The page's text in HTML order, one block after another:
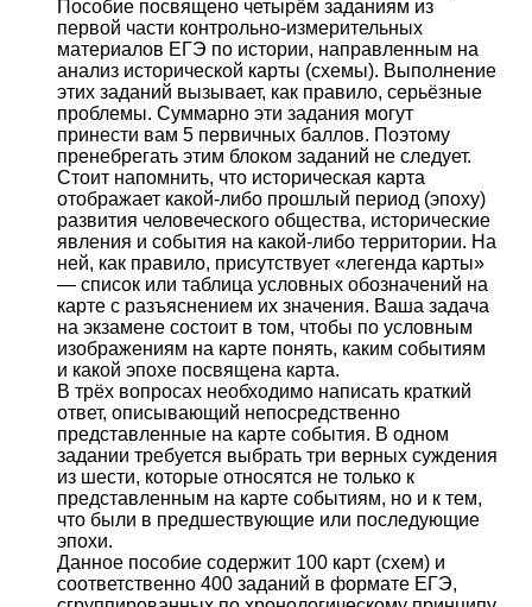
Пособие посвящено четырём заданиям из
первой части контрольно-измерительных
материалов ЕГЭ по истории, направленным на
анализ исторической карты (схемы). Выполнение
этих заданий вызывает, как правило, серьёзные
проблемы. Суммарно эти задания могут
принести вам 5 первичных баллов. Поэтому
пренебрегать этим блоком заданий не следует.
Стоит напомнить, что историческая карта
отображает какой-либо прошлый период (эпоху)
развития человеческого общества, исторические
явления и события на какой-либо территории. На
ней, как правило, присутствует «легенда карты»
— список или таблица условных обозначений на
карте с разъяснением их значения. Ваша задача
на экзамене состоит в том, чтобы по условным
изображениям на карте понять, каким событиям
и какой эпохе посвящена карта.
В трёх вопросах необходимо написать краткий
ответ, описывающий непосредственно
представленные на карте события. В одном
задании требуется выбрать три верных суждения
из шести, которые относятся не только к
представленным на карте событиям, но и к тем,
что были в предшествующие или последующие
эпохи.
Данное пособие содержит 100 карт (схем) и
соответственно 400 заданий в формате ЕГЭ,